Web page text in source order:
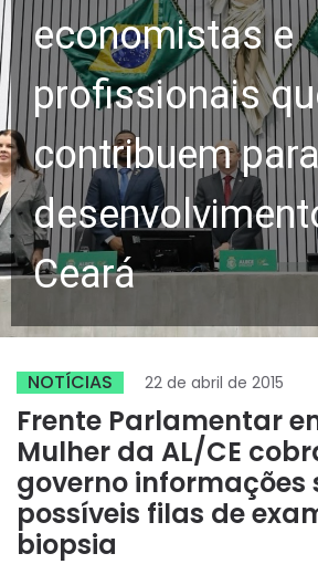
economistas e
profissionais
contribuem
Ceará
NOTÍCIAS 22 de abril de 2015
Frente Parlamentar
Mulher da AL/CE
governo informações
possíveis filas de
biopsia